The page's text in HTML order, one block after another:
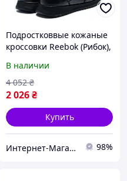
Подростковвые кожаные
кроссовки Reebok (Рибок),
черные, кеды. Мужская
обувь
В наличии
2 026₴
4 052 ₴
Купить
Интернет-Магазин Klambi Shop 98%